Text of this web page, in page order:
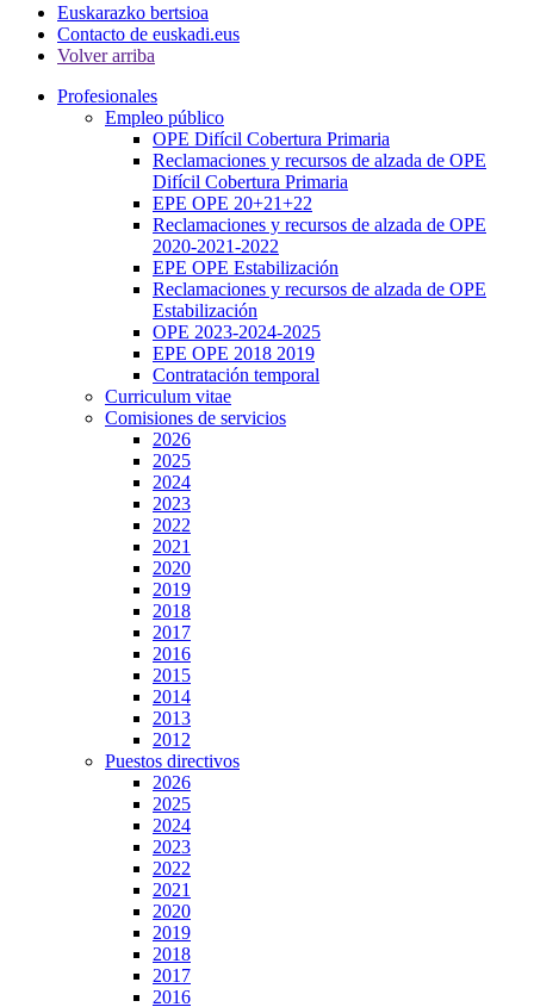
Euskarazko bertsioa
Contacto de euskadi.eus
Volver arriba
Profesionales
Empleo público
OPE Difícil Cobertura Primaria
Reclamaciones y recursos de alzada de OPE
Difícil Cobertura Primaria
EPE OPE 20+21+22
Reclamaciones y recursos de alzada de OPE
2020-2021-2022
EPE OPE Estabilización
Reclamaciones y recursos de alzada de OPE
Estabilización
OPE 2023-2024-2025
EPE OPE 2018 2019
Contratación temporal
Curriculum vitae
Comisiones de servicios
2026
2025
2024
2023
2022
2021
2020
2019
2018
2017
2016
2015
2014
2013
2012
Puestos directivos
2026
2025
2024
2023
2022
2021
2020
2019
2018
2017
2016